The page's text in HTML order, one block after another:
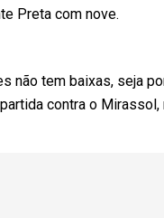
Preta com nove.
não tem baixas, seja
contra o